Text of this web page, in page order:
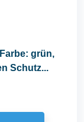
grün,
Schutz...